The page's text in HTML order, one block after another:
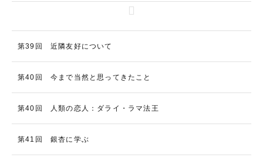
第39回 近隣友好について
第40回 今まで当然と思ってきたこと
第40回 人類の恋人：ダライ・ラマ法王
第41回 銀杏に学ぶ